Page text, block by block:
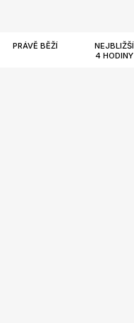
PRÁVĚ BĚŽÍ
NEJBLIŽŠÍ
4 HODINY